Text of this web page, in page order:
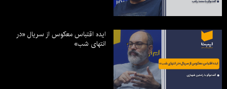
ایده اقتباس معکوس از سریال «در
انتهای شب»